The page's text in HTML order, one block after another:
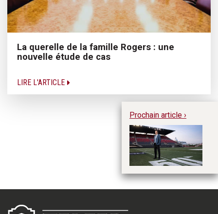
La querelle de la famille Rogers : une
nouvelle étude de cas
LIRE L'ARTICLE
Prochain article ›